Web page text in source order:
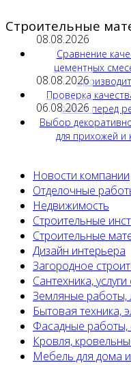
Строительные
08.08.2026
Сравнение
цементных
08.08.2026
Проверка
работ перед
06.08.2026
Выбор
для прихожей и
Новости компании
Отделочные
Недвижимость
Строительные
Строительные
Дизайн интерьера
Загородное
Сантехника,
Земляные работы,
Бытовая техника,
Фасадные
Кровля,
Мебель для дома